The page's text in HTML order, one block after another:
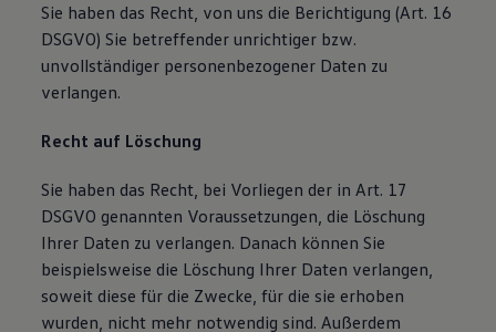
Sie haben das Recht, von uns die Berichtigung (Art. 16
DSGVO) Sie betreffender unrichtiger bzw.
unvollständiger personenbezogener Daten zu
verlangen.
Recht auf Löschung
Sie haben das Recht, bei Vorliegen der in Art. 17
DSGVO genannten Voraussetzungen, die Löschung
Ihrer Daten zu verlangen. Danach können Sie
beispielsweise die Löschung Ihrer Daten verlangen,
soweit diese für die Zwecke, für die sie erhoben
wurden, nicht mehr notwendig sind. Außerdem